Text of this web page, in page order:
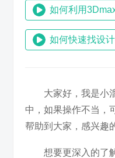
如何快速找设
大家好，我是小
中，如果操作不当，
帮助到大家，感兴趣
想要更深入的了